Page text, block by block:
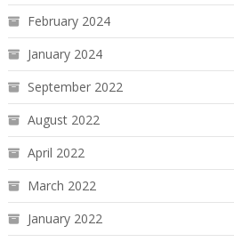
February 2024
January 2024
September 2022
August 2022
April 2022
March 2022
January 2022